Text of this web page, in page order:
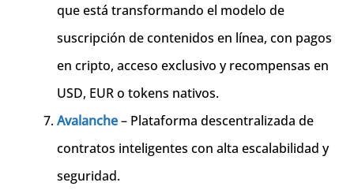
que está transformando el modelo de
suscripción de contenidos en línea, con pagos
en cripto, acceso exclusivo y recompensas en
USD, EUR o tokens nativos.
Avalanche– Plataforma descentralizada de
contratos inteligentes con alta escalabilidad y
seguridad.